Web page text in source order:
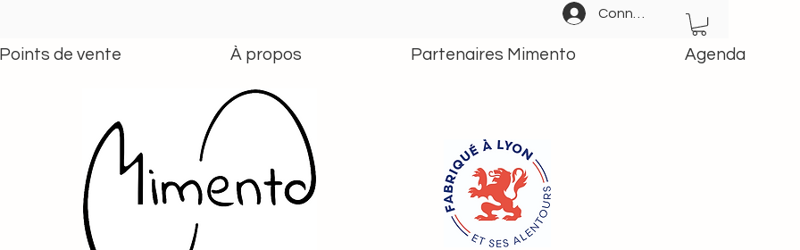
Connexion
Points de vente À propos Partenaires Mimento Agenda